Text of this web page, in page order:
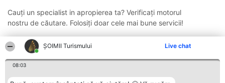
ȘOIMII Turismului Live chat
08:03
Cauți un specialist in apropierea ta? Verificați motorul
nostru de căutare. Folosiți doar cele mai bune servicii!